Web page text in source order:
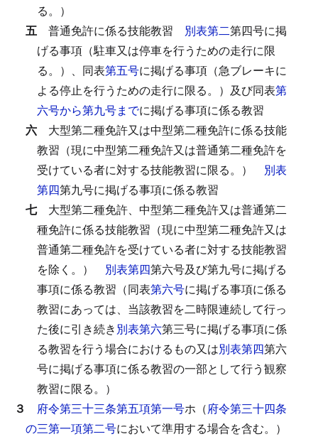
る。）
五 普通免許に係る技能教習 別表第二第四号に掲
げる事項（駐車又は停車を行うための走行に限
る。）、同表第五号に掲げる事項（急ブレーキに
よる停止を行うための走行に限る。）及び同表第
六号から第九号までに掲げる事項に係る教習
六 大型第二種免許又は中型第二種免許に係る技能
教習（現に中型第二種免許又は普通第二種免許を
受けている者に対する技能教習に限る。）
別表
第四第九号に掲げる事項に係る教習
七 大型第二種免許、中型第二種免許又は普通第二
種免許に係る技能教習（現に中型第二種免許又は
普通第二種免許を受けている者に対する技能教習
を除く。）
別表第四第六号及び第九号に掲げる
事項に係る教習（同表第六号に掲げる事項に係る
教習にあっては、当該教習を二時限連続して行っ
た後に引き続き 別表第六第三号に掲げる事項に係
る教習を行う場合におけるもの又は別表第四第六
号に掲げる事項に係る教習の一部として行う観察
教習に限る。）
３ 府令第三十三条第五項第一号ホ（府令第三十四条
の三第一項第二号において準用する場合を含む。）